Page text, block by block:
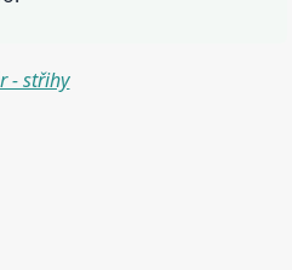
- střihy